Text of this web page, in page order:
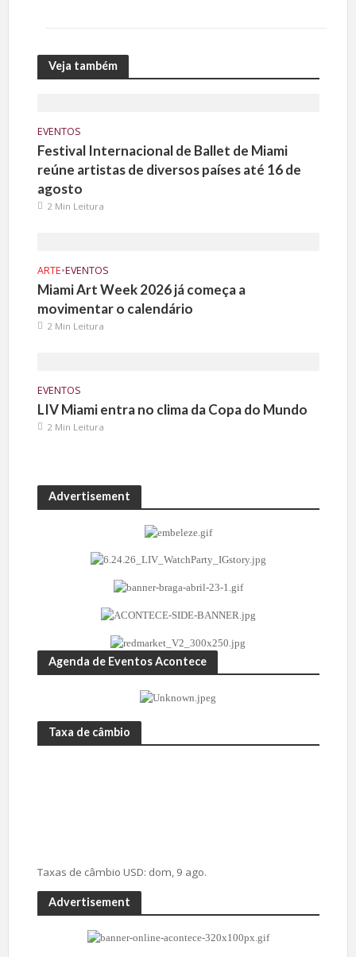
Veja também
EVENTOS
Festival Internacional de Ballet de Miami
reúne artistas de diversos países até 16 de
agosto
2 Min Leitura
ARTE•EVENTOS
Miami Art Week 2026 já começa a
movimentar o calendário
2 Min Leitura
EVENTOS
LIV Miami entra no clima da Copa do Mundo
2 Min Leitura
Advertisement
Agenda de Eventos Acontece
Taxa de câmbio
Taxas de câmbio USD: dom, 9 ago.
Advertisement